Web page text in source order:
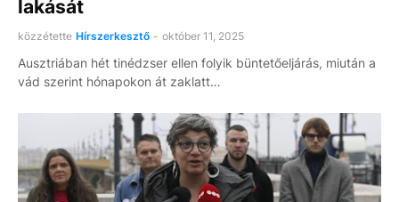
lakását
közzétette Hírszerkesztő - október 11, 2025
Ausztriában hét tinédzser ellen folyik büntetőeljárás, miután a
vád szerint hónapokon át zaklatt…